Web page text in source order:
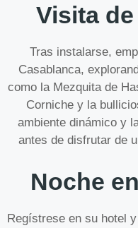
Visita
Tras instalarse,
Casablanca,
como la Mezquita de
Corniche y la
ambiente dinámico y
antes de disfrutar de
Noche
Regístrese en su hotel